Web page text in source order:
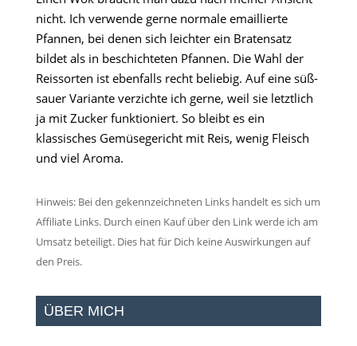
nicht. Ich verwende gerne normale emaillierte
Pfannen, bei denen sich leichter ein Bratensatz
bildet als in beschichteten Pfannen. Die Wahl der
Reissorten ist ebenfalls recht beliebig. Auf eine süß-
sauer Variante verzichte ich gerne, weil sie letztlich
ja mit Zucker funktioniert. So bleibt es ein
klassisches Gemüsegericht mit Reis, wenig Fleisch
und viel Aroma.
Hinweis: Bei den gekennzeichneten Links handelt es sich um
Affiliate Links. Durch einen Kauf über den Link werde ich am
Umsatz beteiligt. Dies hat für Dich keine Auswirkungen auf
den Preis.
ÜBER MICH